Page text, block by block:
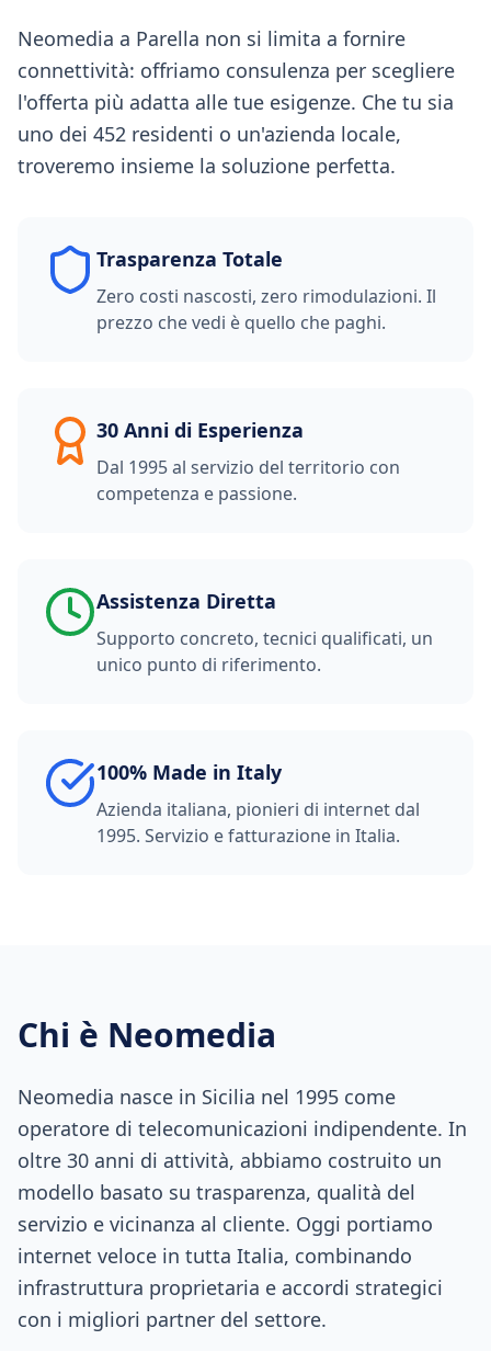
Neomedia a Parella non si limita a fornire
connettività: offriamo consulenza per scegliere
l'offerta più adatta alle tue esigenze. Che tu sia
uno dei 452 residenti o un'azienda locale,
troveremo insieme la soluzione perfetta.
Trasparenza Totale
Zero costi nascosti, zero rimodulazioni. Il
prezzo che vedi è quello che paghi.
30 Anni di Esperienza
Dal 1995 al servizio del territorio con
competenza e passione.
Assistenza Diretta
Supporto concreto, tecnici qualificati, un
unico punto di riferimento.
100% Made in Italy
Azienda italiana, pionieri di internet dal
1995. Servizio e fatturazione in Italia.
Chi è Neomedia
Neomedia nasce in Sicilia nel 1995 come
operatore di telecomunicazioni indipendente. In
oltre 30 anni di attività, abbiamo costruito un
modello basato su trasparenza, qualità del
servizio e vicinanza al cliente. Oggi portiamo
internet veloce in tutta Italia, combinando
infrastruttura proprietaria e accordi strategici
con i migliori partner del settore.